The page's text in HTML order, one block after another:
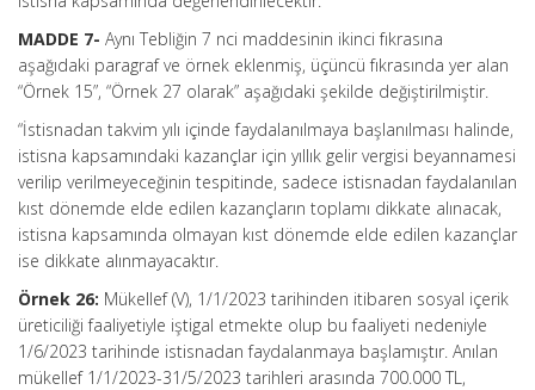
MADDE 7- Aynı Tebliğin 7 nci maddesinin ikinci fıkrasına
aşağıdaki paragraf ve örnek eklenmiş, üçüncü fıkrasında yer alan
“Örnek 15”, “Örnek 27 olarak” aşağıdaki şekilde değiştirilmiştir.
“İstisnadan takvim yılı içinde faydalanılmaya başlanılması halinde,
istisna kapsamındaki kazançlar için yıllık gelir vergisi beyannamesi
verilip verilmeyeceğinin tespitinde, sadece istisnadan faydalanılan
kıst dönemde elde edilen kazançların toplamı dikkate alınacak,
istisna kapsamında olmayan kıst dönemde elde edilen kazançlar
ise dikkate alınmayacaktır.
Örnek 26: Mükellef (V), 1/1/2023 tarihinden itibaren sosyal içerik
üreticiliği faaliyetiyle iştigal etmekte olup bu faaliyeti nedeniyle
1/6/2023 tarihinde istisnadan faydalanmaya başlamıştır. Anılan
mükellef 1/1/2023-31/5/2023 tarihleri arasında 700.000 TL,